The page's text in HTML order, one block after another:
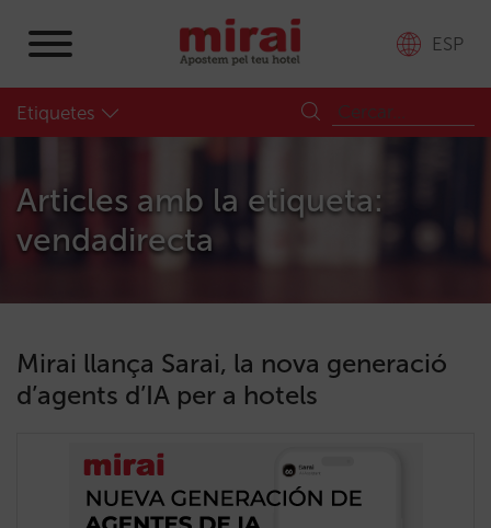
ESP
Etiquetes
Articles amb la etiqueta:
vendadirecta
Mirai llança Sarai, la nova generació
d’agents d’IA per a hotels